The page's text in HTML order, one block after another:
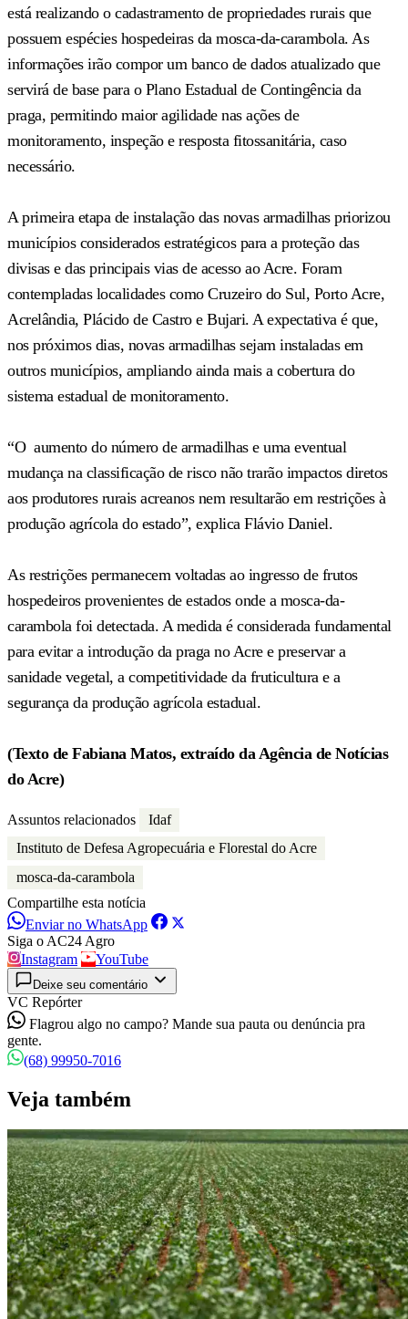
está realizando o cadastramento de propriedades rurais que
possuem espécies hospedeiras da mosca-da-carambola. As
informações irão compor um banco de dados atualizado que
servirá de base para o Plano Estadual de Contingência da
praga, permitindo maior agilidade nas ações de
monitoramento, inspeção e resposta fitossanitária, caso
necessário.
A primeira etapa de instalação das novas armadilhas priorizou
municípios considerados estratégicos para a proteção das
divisas e das principais vias de acesso ao Acre. Foram
contempladas localidades como Cruzeiro do Sul, Porto Acre,
Acrelândia, Plácido de Castro e Bujari. A expectativa é que,
nos próximos dias, novas armadilhas sejam instaladas em
outros municípios, ampliando ainda mais a cobertura do
sistema estadual de monitoramento.
“O aumento do número de armadilhas e uma eventual
mudança na classificação de risco não trarão impactos diretos
aos produtores rurais acreanos nem resultarão em restrições à
produção agrícola do estado”, explica Flávio Daniel.
As restrições permanecem voltadas ao ingresso de frutos
hospedeiros provenientes de estados onde a mosca-da-
carambola foi detectada. A medida é considerada fundamental
para evitar a introdução da praga no Acre e preservar a
sanidade vegetal, a competitividade da fruticultura e a
segurança da produção agrícola estadual.
(Texto de Fabiana Matos, extraído da Agência de Notícias
do Acre)
Assuntos relacionados
Idaf
Instituto de Defesa Agropecuária e Florestal do Acre
mosca-da-carambola
Compartilhe esta notícia
Enviar no WhatsApp
Siga o AC24 Agro
Instagram
YouTube
Deixe seu comentário
VC Repórter
Flagrou algo no campo? Mande sua pauta ou denúncia pra
gente.
(68) 99950-7016
Veja também